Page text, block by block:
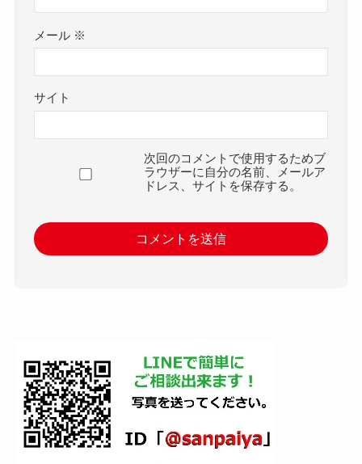
メール ※
サイト
次回のコメントで使用するためブ
ラウザーに自分の名前、メールア
ドレス、サイトを保存する。